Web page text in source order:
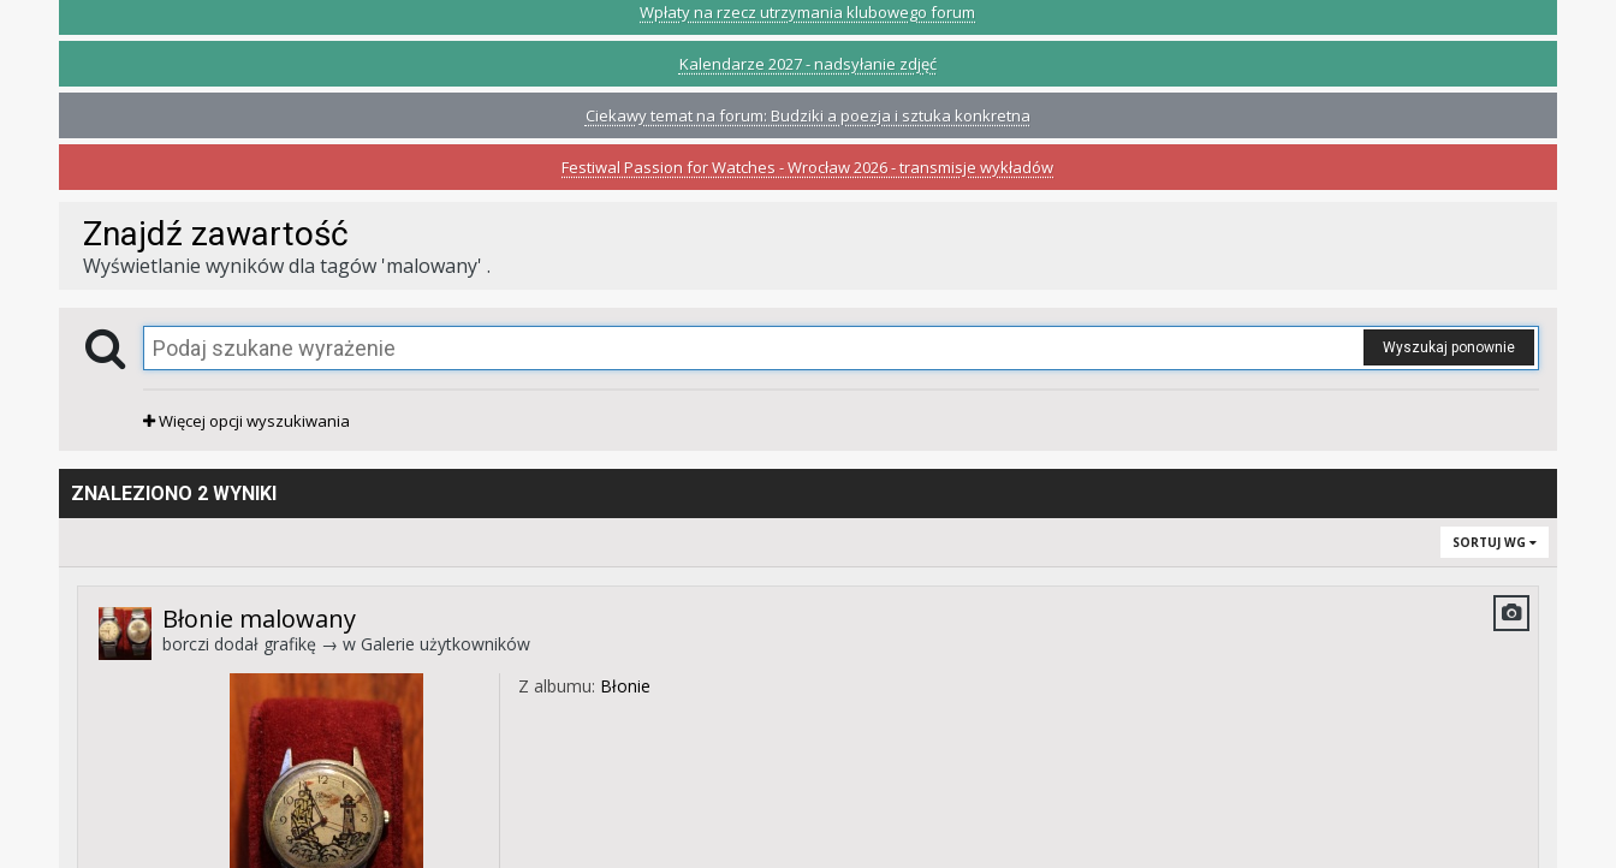
Wpłaty na rzecz utrzymania klubowego forum
Kalendarze 2027 - nadsyłanie zdjęć
Ciekawy temat na forum: Budziki a poezja i sztuka konkretna
Festiwal Passion for Watches - Wrocław 2026 - transmisje wykładów
Znajdź zawartość
Wyświetlanie wyników dla tagów 'malowany' .
Wyszukaj ponownie
Więcej opcji wyszukiwania
ZNALEZIONO 2 WYNIKI
SORTUJ WG
Błonie malowany
borczi dodał grafikę → w Galerie użytkowników
Z albumu: Błonie